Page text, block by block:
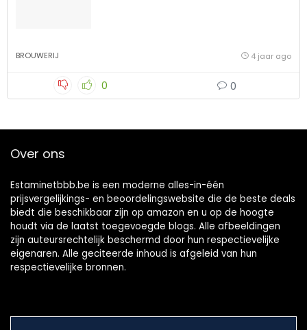
BROUWERIJ 4 jaar ago
0 0
Over ons
Estaminetbbb.be is een moderne alles-in-één
prijsvergelijkings- en beoordelingswebsite die de beste deals
biedt die beschikbaar zijn op amazon en u op de hoogte
houdt via de laatst toegevoegde blogs. Alle afbeeldingen
zijn auteursrechtelijk beschermd door hun respectievelijke
eigenaren. Alle geciteerde inhoud is afgeleid van hun
respectievelijke bronnen.